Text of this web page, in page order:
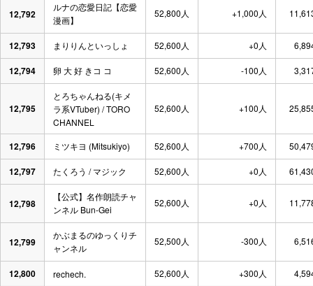
12,792
ルナの恋愛日記【恋愛
漫画】
52,800人 +1,000人
12,793 まりりんといっしょ 52,600人 +0人
12,794 卵 大 好 きコ コ 52,600人 -100人
12,795
とろちゃんねる(キメ
ラ系VTuber) / TORO
CHANNEL
52,600人 +100人
12,796 ミツキヨ (Mitsukiyo) 52,600人 +700人
12,797 たくろう / マジック 52,600人 +0人
12,798
【公式】名作朗読チャ
ンネル Bun-Gei
52,600人 +0人
12,799
かぶまるのゆっくりチ
ャンネル
52,500人 -300人
12,800 rechech. 52,600人 +300人